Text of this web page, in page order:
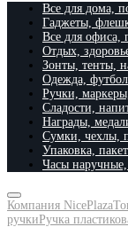
Все для дома,
Гаджеты,
Все для офиса,
Отдых,
Зонты, тенты,
Одежда,
Ручки,
Сладости,
Награды,
Сумки, чехлы,
Упаковка,
Часы
Компания NicePlaza
ручкиРучка